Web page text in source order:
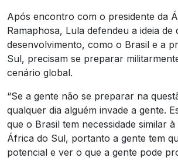
Após encontro com o presidente da
Ramaphosa, Lula defendeu a ideia de
desenvolvimento, como o Brasil e a
Sul, precisam se preparar
cenário global.
“Se a gente não se preparar na
qualquer dia alguém invade a gente.
que o Brasil tem necessidade similar à
África do Sul, portanto a gente tem
potencial e ver o que a gente pode